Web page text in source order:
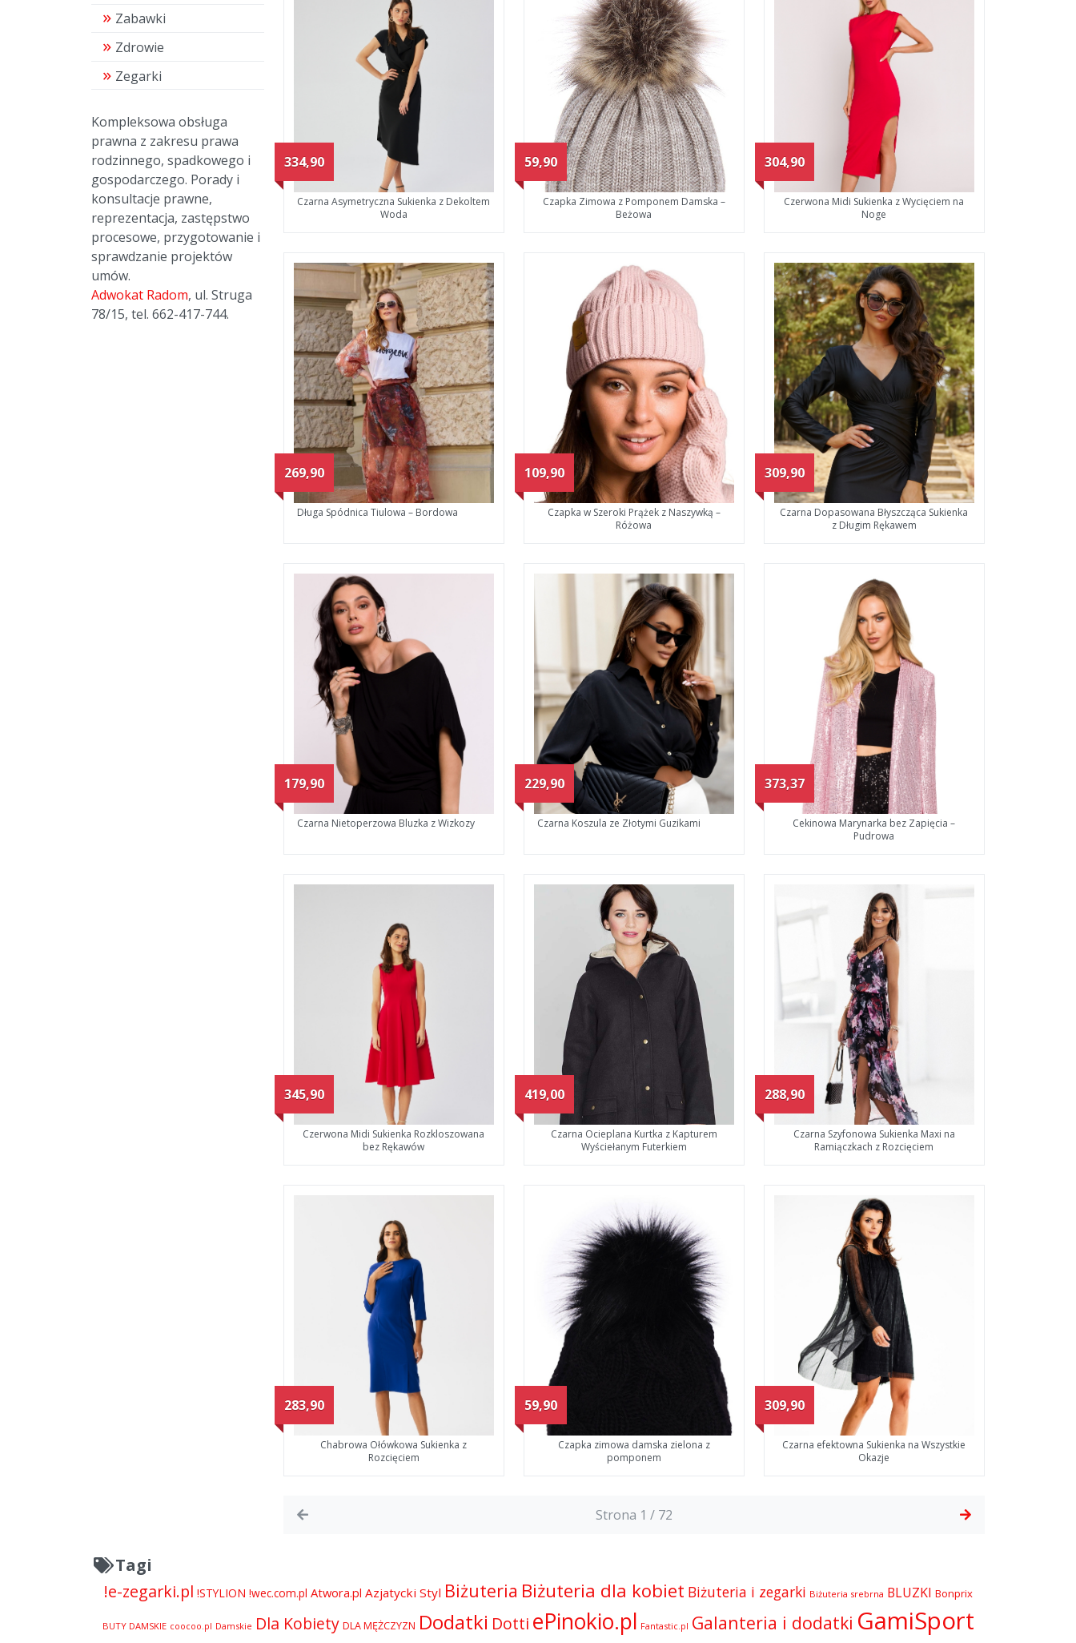
Zabawki
Zdrowie
Zegarki
Kompleksowa obsługa
prawna z zakresu prawa
rodzinnego, spadkowego i
gospodarczego. Porady i
konsultacje prawne,
reprezentacja, zastępstwo
procesowe, przygotowanie i
sprawdzanie projektów
umów.
Adwokat Radom, ul. Struga
78/15, tel. 662-417-744.
334,90
Czarna Asymetryczna Sukienka z Dekoltem
Woda
59,90
Czapka Zimowa z Pomponem Damska –
Beżowa
304,90
Czerwona Midi Sukienka z Wycięciem na
Noge
269,90
Długa Spódnica Tiulowa – Bordowa
109,90
Czapka w Szeroki Prążek z Naszywką –
Różowa
309,90
Czarna Dopasowana Błyszcząca Sukienka
z Długim Rękawem
179,90
Czarna Nietoperzowa Bluzka z Wizkozy
229,90
Czarna Koszula ze Złotymi Guzikami
373,37
Cekinowa Marynarka bez Zapięcia –
Pudrowa
345,90
Czerwona Midi Sukienka Rozkloszowana
bez Rękawów
419,00
Czarna Ocieplana Kurtka z Kapturem
Wyściełanym Futerkiem
288,90
Czarna Szyfonowa Sukienka Maxi na
Ramiączkach z Rozcięciem
283,90
Chabrowa Ołówkowa Sukienka z
Rozcięciem
59,90
Czapka zimowa damska zielona z
pomponem
309,90
Czarna efektowna Sukienka na Wszystkie
Okazje
Strona 1 / 72
Tagi
!e-zegarki.pl !STYLION !wec.com.pl Atwora.pl Azjatycki Styl Biżuteria Biżuteria dla kobiet Biżuteria i zegarki Biżuteria srebrna BLUZKI Bonprix
BUTY DAMSKIE coocoo.pl Damskie Dla Kobiety DLA MĘŻCZYZN Dodatki Dotti ePinokio.pl Fantastic.pl Galanteria i dodatki GamiSport